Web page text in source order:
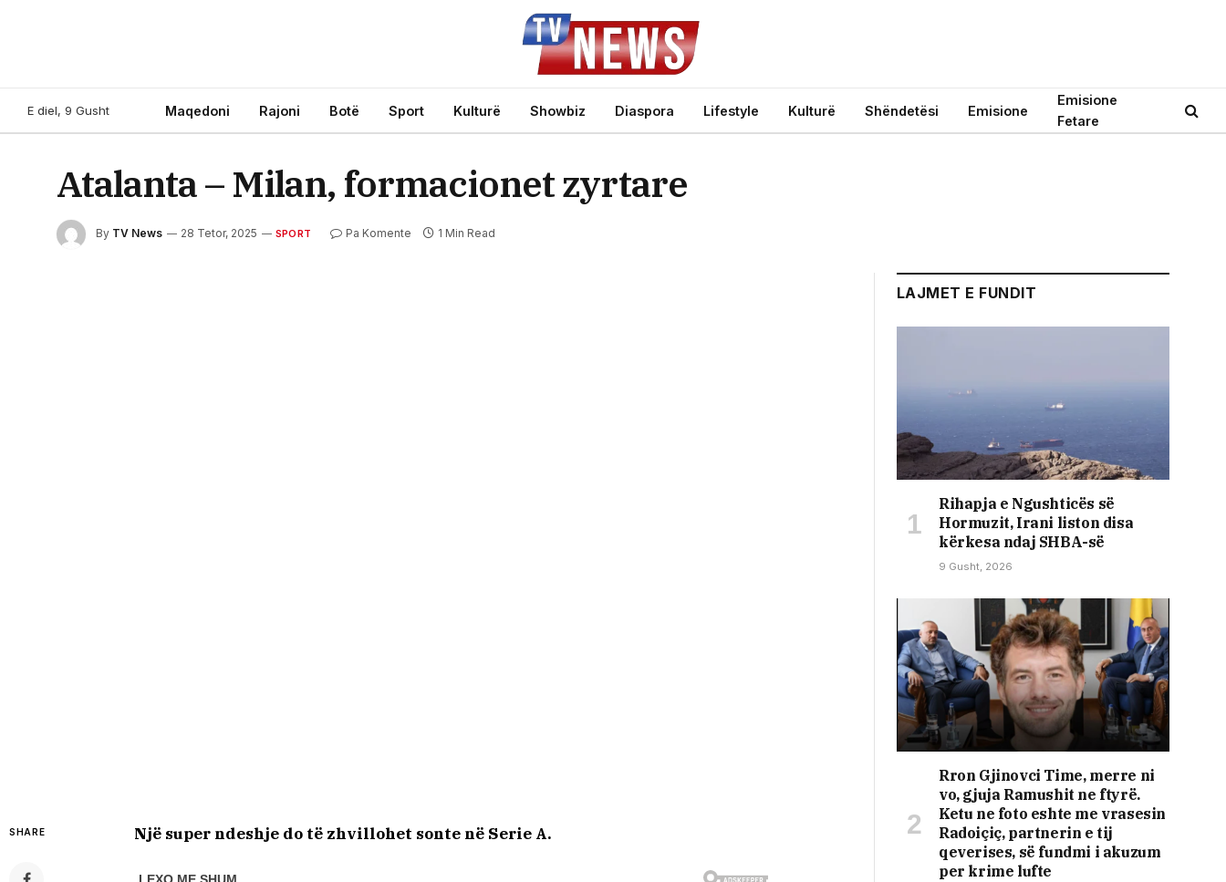
E diel, 9 Gusht Maqedoni Rajoni Botë Sport Kulturë Showbiz Diaspora Lifestyle Kulturë Shëndetësi Emisione
Emisione
Fetare
Atalanta – Milan, formacionet zyrtare
By TV News 28 Tetor, 2025 SPORT Pa Komente 1 Min Read
SHARE Një super ndeshje do të zhvillohet sonte në Serie A.
LAJMET E FUNDIT
Rihapja e Ngushticës së
Hormuzit, Irani liston disa
kërkesa ndaj SHBA-së
9 Gusht, 2026
Rron Gjinovci Time, merre ni
vo, gjuja Ramushit ne ftyrë.
Ketu ne foto eshte me vrasesin
Radoiçiç, partnerin e tij
qeverises, së fundmi i akuzum
per krime lufte